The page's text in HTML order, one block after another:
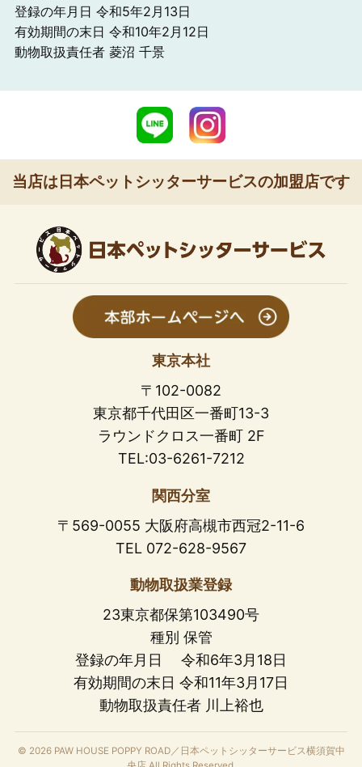
登録の年月日 令和5年2月13日
有効期間の末日 令和10年2月12日
動物取扱責任者 菱沼 千景
当店は日本ペットシッターサービスの加盟店です
東京本社
〒102-0082
東京都千代田区一番町13-3
ラウンドクロス一番町 2F
TEL:03-6261-7212
関西分室
〒569-0055 大阪府高槻市西冠2-11-6
TEL 072-628-9567
動物取扱業登録
23東京都保第103490号
種別 保管
登録の年月日 令和6年3月18日
有効期間の末日 令和11年3月17日
動物取扱責任者 川上裕也
© 2026 PAW HOUSE POPPY ROAD／日本ペットシッターサービス横須賀中